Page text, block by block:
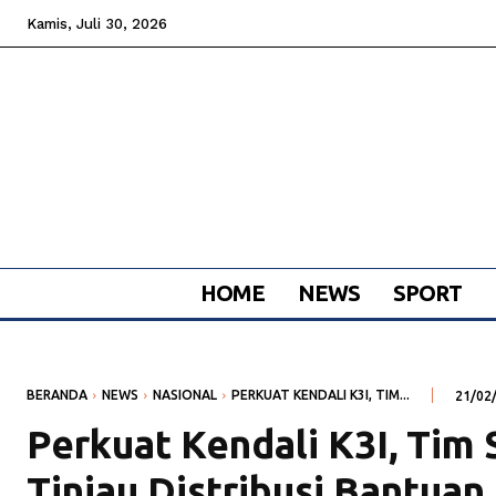
Kamis, Juli 30, 2026
HOME NEWS SPORT
BERANDA NEWS NASIONAL PERKUAT KENDALI K3I, TIM... 21/
Perkuat Kendali K3I, Tim